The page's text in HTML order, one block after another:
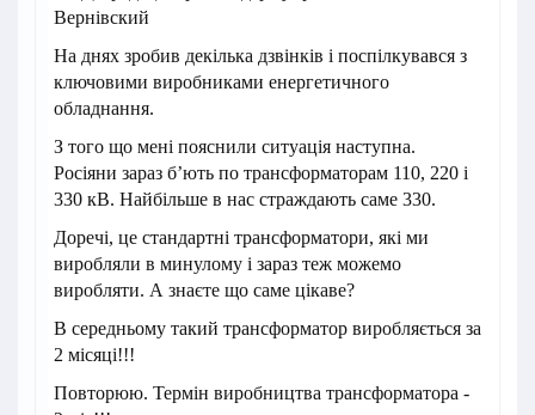
На днях зробив декілька дзвінків і поспілкувався з
ключовими виробниками енергетичного
обладнання.
З того що мені пояснили ситуація наступна.
Росіяни зараз б’ють по трансформаторам 110, 220 і
330 кВ. Найбільше в нас страждають саме 330.
Доречі, це стандартні трансформатори, які ми
виробляли в минулому і зараз теж можемо
виробляти. А знаєте що саме цікаве?
В середньому такий трансформатор виробляється за
2 місяці!!!
Повторюю. Термін виробництва трансформатора -